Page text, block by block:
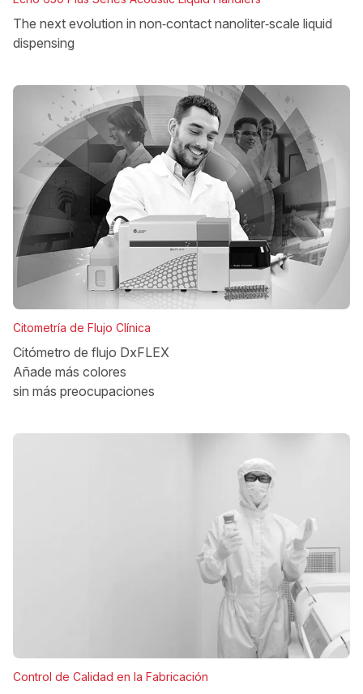
The next evolution in non‑contact nanoliter‑scale liquid
dispensing
Citometría de Flujo Clínica
Citómetro de flujo DxFLEX
Añade más colores
sin más preocupaciones
Control de Calidad en la Fabricación